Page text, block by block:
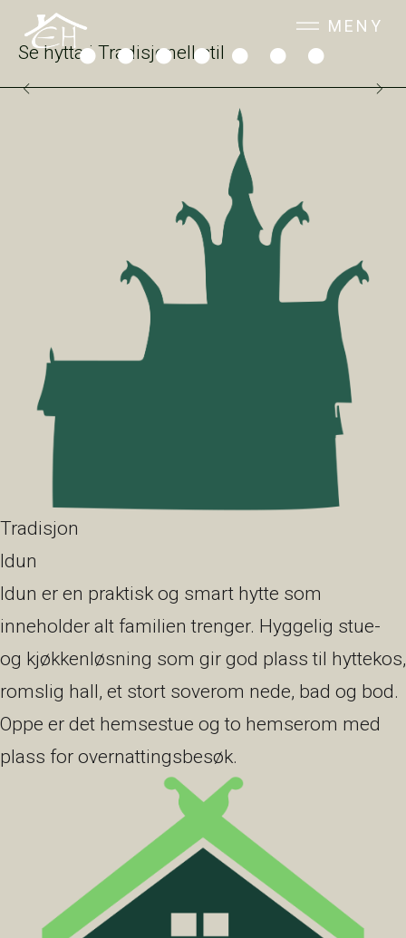
MENY
Se hytta i Tradisjonell stil
Tradisjon
Idun
Idun er en praktisk og smart hytte som
inneholder alt familien trenger. Hyggelig stue-
og kjøkkenløsning som gir god plass til hyttekos,
romslig hall, et stort soverom nede, bad og bod.
Oppe er det hemsestue og to hemserom med
plass for overnattingsbesøk.